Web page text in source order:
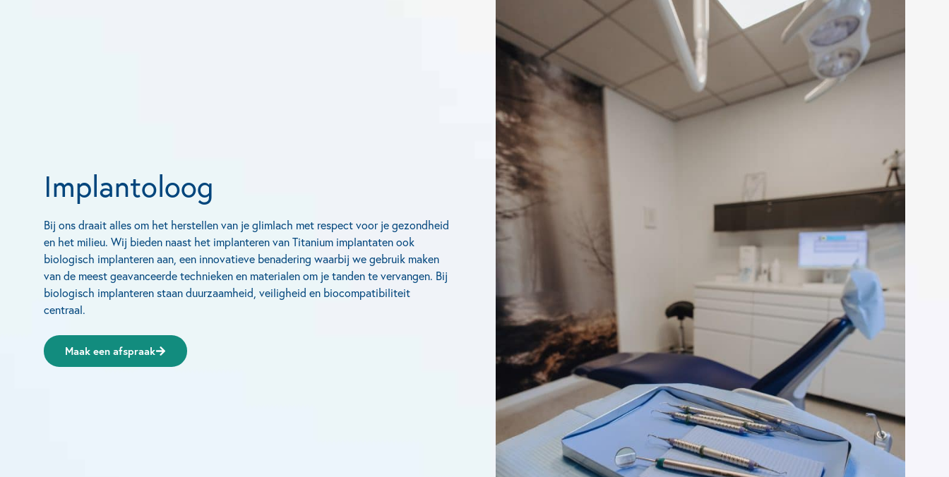
Implantoloog
Bij ons draait alles om het herstellen van je glimlach met respect voor je gezondheid
en het milieu. Wij bieden naast het implanteren van Titanium implantaten ook
biologisch implanteren aan, een innovatieve benadering waarbij we gebruik maken
van de meest geavanceerde technieken en materialen om je tanden te vervangen. Bij
biologisch implanteren staan duurzaamheid, veiligheid en biocompatibiliteit
centraal.
Maak een afspraak